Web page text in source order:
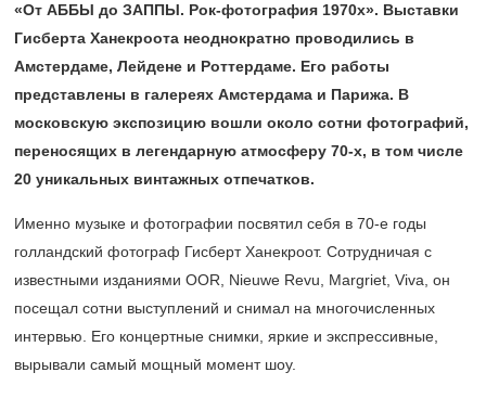
«От АББЫ до ЗАППЫ. Рок-фотография 1970х». Выставки
Гисберта Ханекроота неоднократно проводились в
Амстердаме, Лейдене и Роттердаме. Его работы
представлены в галереях Амстердама и Парижа. В
московскую экспозицию вошли около сотни фотографий,
переносящих в легендарную атмосферу 70-х, в том числе
20 уникальных винтажных отпечатков.
Именно музыке и фотографии посвятил себя в 70-е годы
голландский фотограф Гисберт Ханекроот. Сотрудничая с
известными изданиями OOR, Nieuwe Revu, Margriet, Viva, он
посещал сотни выступлений и снимал на многочисленных
интервью. Его концертные снимки, яркие и экспрессивные,
вырывали самый мощный момент шоу.